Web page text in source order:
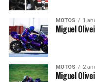
MOTOS 1
Miguel
MOTOS 2
Miguel